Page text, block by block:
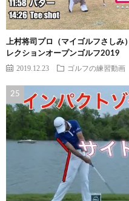
上村将司プロ（マイゴルフさし
レクションオープンゴルフ2019
2019.12.23 ゴルフの練習動画